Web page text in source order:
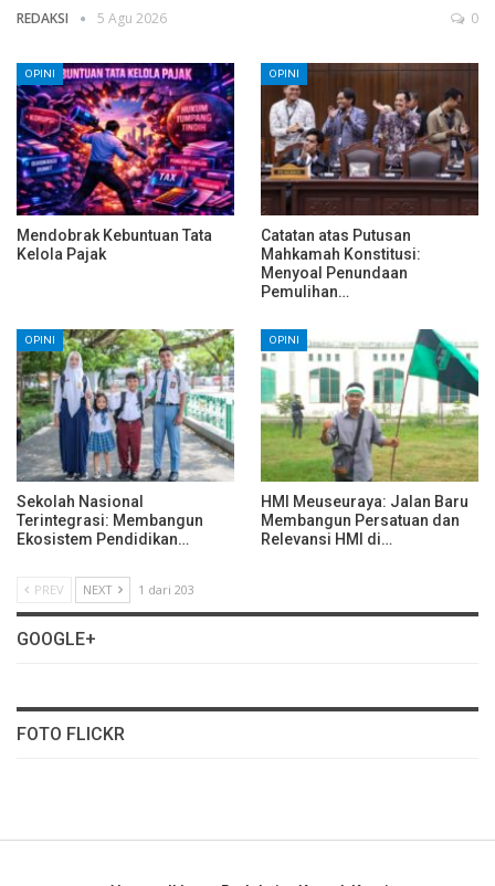
REDAKSI 5 Agu 2026 0
OPINI
Mendobrak Kebuntuan Tata
Kelola Pajak
OPINI
Catatan atas Putusan
Mahkamah Konstitusi:
Menyoal Penundaan
Pemulihan…
OPINI
Sekolah Nasional
Terintegrasi: Membangun
Ekosistem Pendidikan…
OPINI
HMI Meuseuraya: Jalan Baru
Membangun Persatuan dan
Relevansi HMI di…
PREV NEXT 1 dari 203
GOOGLE+
FOTO FLICKR